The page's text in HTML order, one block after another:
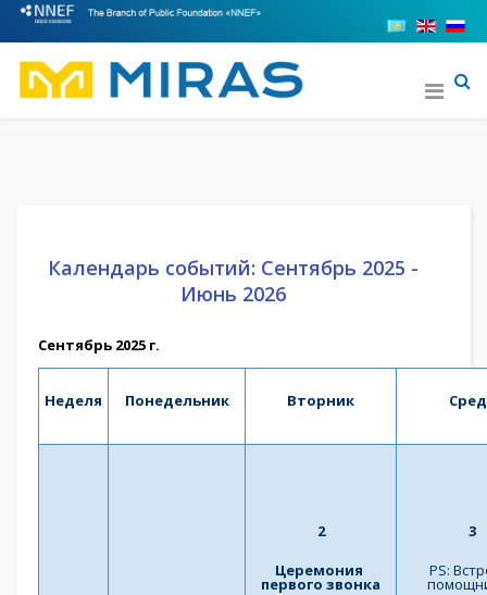
Календарь событий: Сентябрь 2025 -
Июнь 2026
Сентябрь 2025 г.
Неделя Понедельник Вторник
2
Церемония
первого звонка
3
PS: